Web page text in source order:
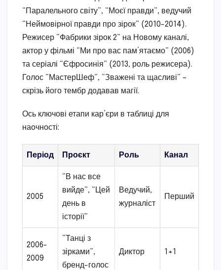
“Паралельного світу”, “Моєї правди”, ведучий
“Неймовірної правди про зірок” (2010-2014).
Режисер “Фабрики зірок 2” на Новому каналі,
актор у фільмі “Ми про вас пам’ятаємо” (2006)
та серіалі “Єфросинія” (2013, роль режисера).
Голос “МастерШеф”, “Зважені та щасливі” –
скрізь його тембр додавав магії.
Ось ключові етапи кар’єри в таблиці для
наочності:
Період Проєкт Роль Канал
2005
“В нас все
вийде”, “Цей
день в
історії”
Ведучий,
журналіст
Перший
2006-
2009
“Танці з
зірками”,
бренд-голос
Диктор 1+1